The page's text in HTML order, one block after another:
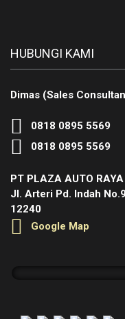
HUBUNGI KAMI
Dimas (Sales
0818 0895 5569
0818 0895 5569
PT PLAZA AUTO RAYA
Jl. Arteri Pd. Indah
12240
Google Map